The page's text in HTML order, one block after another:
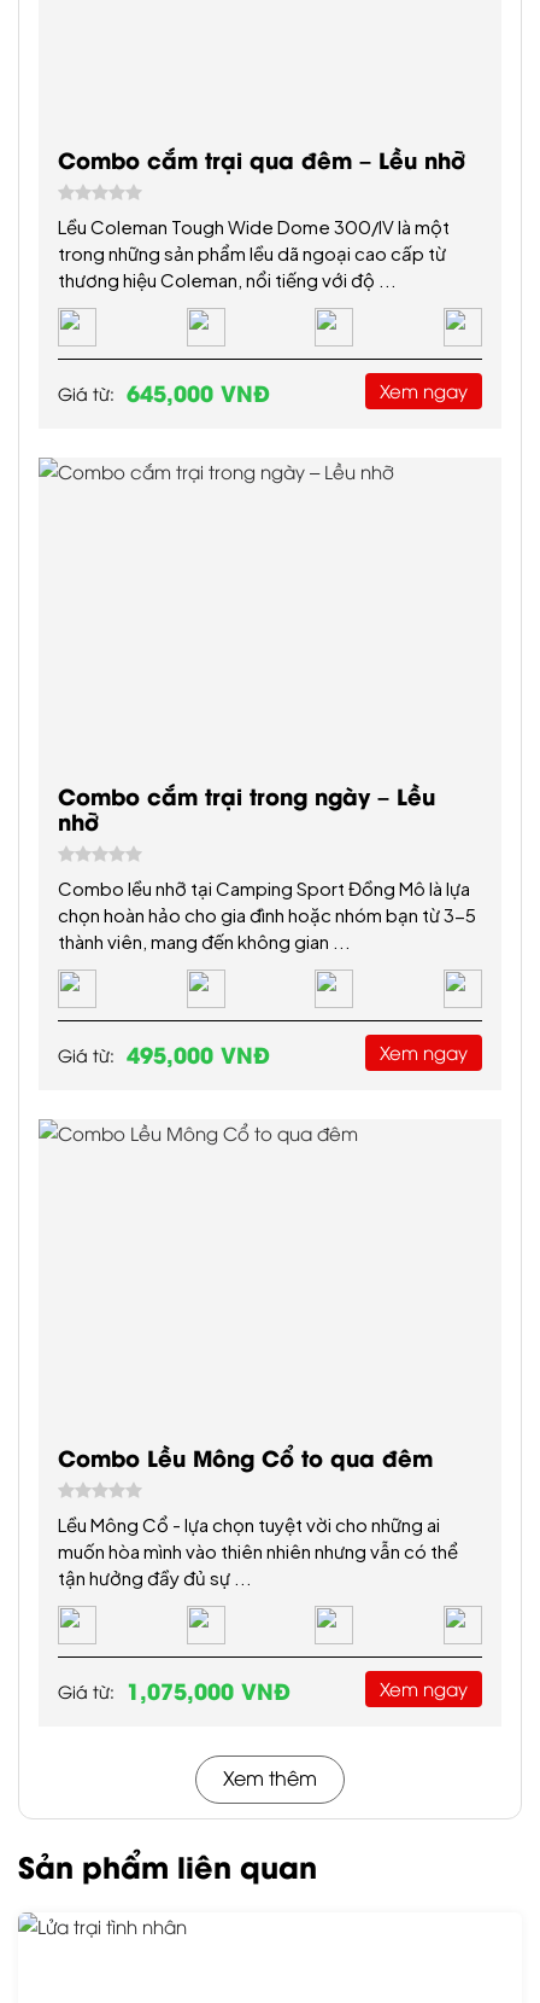
Combo cắm trại qua đêm – Lều nhỡ
Lều Coleman Tough Wide Dome 300/IV là một
trong những sản phẩm lều dã ngoại cao cấp từ
thương hiệu Coleman, nổi tiếng với độ ...
Giá từ: 645,000 VNĐ Xem ngay
Combo cắm trại trong ngày – Lều
nhỡ
Combo lều nhỡ tại Camping Sport Đồng Mô là lựa
chọn hoàn hảo cho gia đình hoặc nhóm bạn từ 3-5
thành viên, mang đến không gian ...
Giá từ: 495,000 VNĐ Xem ngay
Combo Lều Mông Cổ to qua đêm
Lều Mông Cổ - lựa chọn tuyệt vời cho những ai
muốn hòa mình vào thiên nhiên nhưng vẫn có thể
tận hưởng đầy đủ sự ...
Giá từ: 1,075,000 VNĐ Xem ngay
Xem thêm
Sản phẩm liên quan